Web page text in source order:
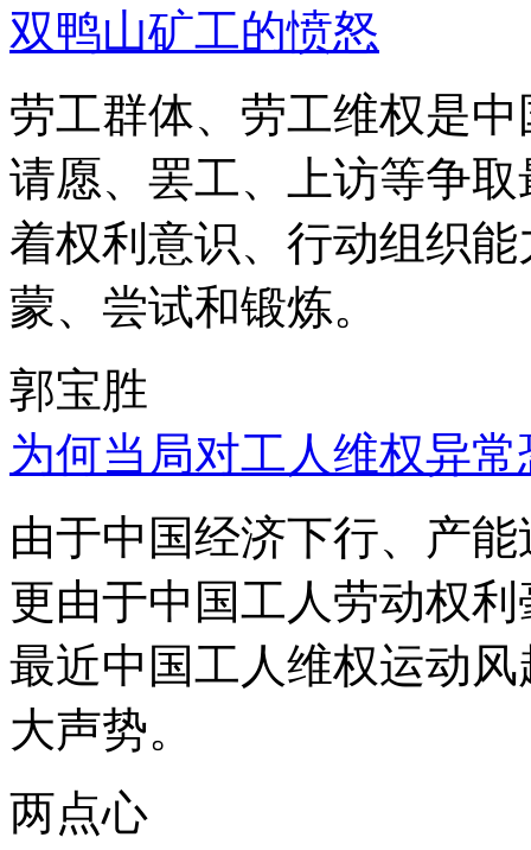
双鸭山矿工的愤怒
劳工群体、劳工维权是
请愿、罢工、上访等争
着权利意识、行动组织
蒙、尝试和锻炼。
郭宝胜
为何当局对工人维权异
由于中国经济下行、产
更由于中国工人劳动权
最近中国工人维权运动
大声势。
两点心